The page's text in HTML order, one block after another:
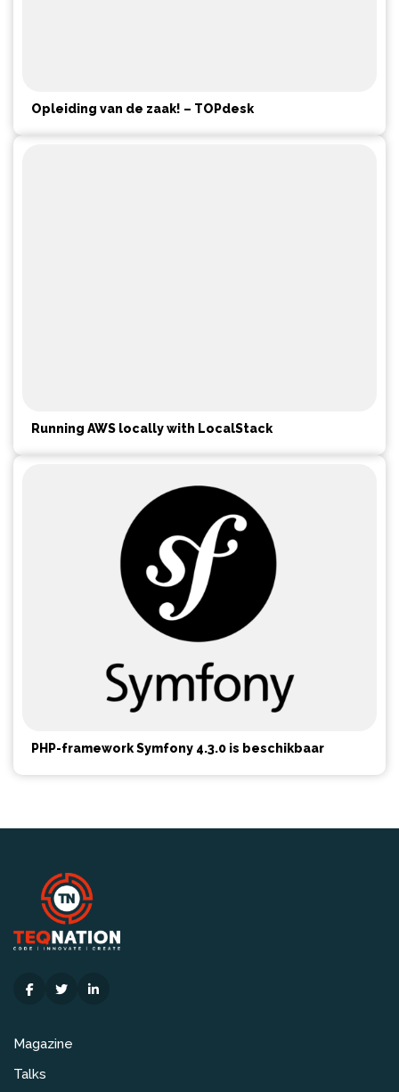
Opleiding van de zaak! – TOPdesk
Running AWS locally with LocalStack
PHP-framework Symfony 4.3.0 is beschikbaar
Magazine
Talks